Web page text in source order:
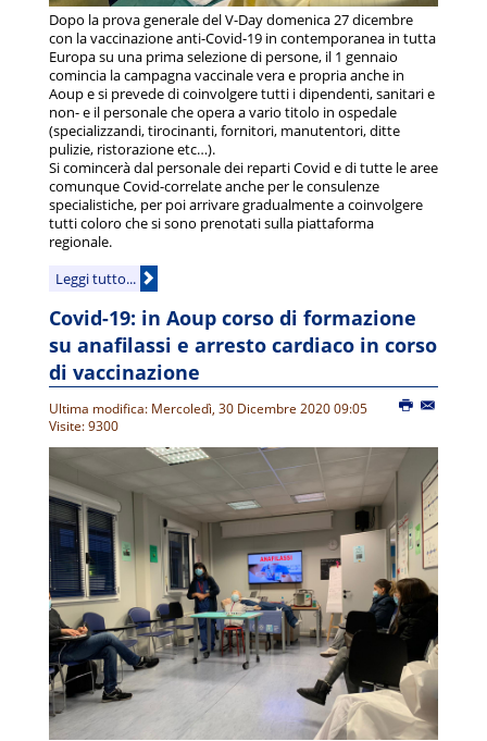
Dopo la prova generale del V-Day domenica 27 dicembre
con la vaccinazione anti-Covid-19 in contemporanea in tutta
Europa su una prima selezione di persone, il 1 gennaio
comincia la campagna vaccinale vera e propria anche in
Aoup e si prevede di coinvolgere tutti i dipendenti, sanitari e
non- e il personale che opera a vario titolo in ospedale
(specializzandi, tirocinanti, fornitori, manutentori, ditte
pulizie, ristorazione etc…).
Si comincerà dal personale dei reparti Covid e di tutte le aree
comunque Covid-correlate anche per le consulenze
specialistiche, per poi arrivare gradualmente a coinvolgere
tutti coloro che si sono prenotati sulla piattaforma
regionale.
Leggi tutto...
Covid-19: in Aoup corso di formazione
su anafilassi e arresto cardiaco in corso
di vaccinazione
Ultima modifica: Mercoledì, 30 Dicembre 2020 09:05
Visite: 9300